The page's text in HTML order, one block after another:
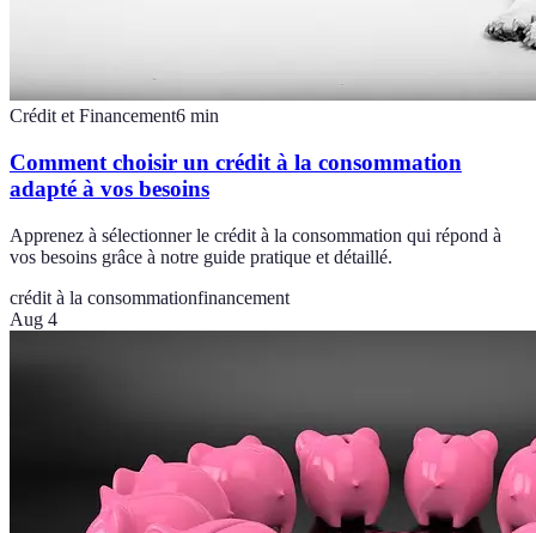
Crédit et Financement6 min
Comment choisir un crédit à la consommation
adapté à vos besoins
Apprenez à sélectionner le crédit à la consommation qui répond à
vos besoins grâce à notre guide pratique et détaillé.
crédit à la consommationfinancement
Aug 4